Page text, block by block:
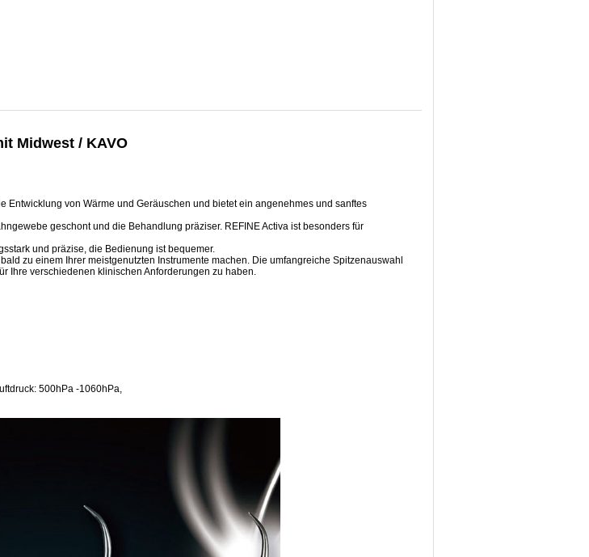
Midwest / KAVO
Entwicklung von Wärme und Geräuschen und bietet ein angenehmes und sanftes
geschont und die Behandlung präziser. REFINE Activa ist besonders für
und präzise, die Bedienung ist bequemer.
zu einem Ihrer meistgenutzten Instrumente machen. Die umfangreiche Spitzenauswahl
Ihre verschiedenen klinischen Anforderungen zu haben.
500hPa -1060hPa,